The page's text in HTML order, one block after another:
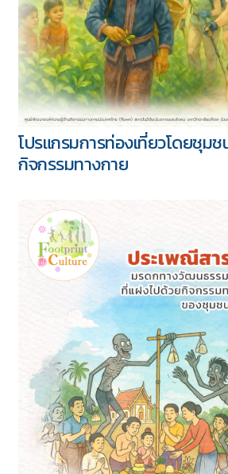
5 ชุด
Download
โปรแกรมการท่องเที่ยวโดยชุมช
กิจกรรมทางกาย